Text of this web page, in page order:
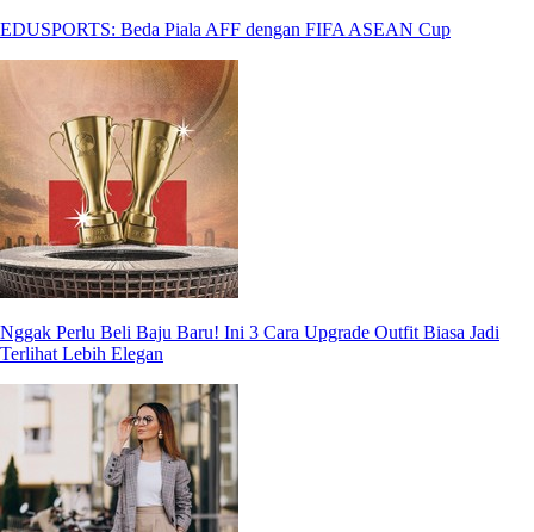
EDUSPORTS: Beda Piala AFF dengan FIFA ASEAN Cup
Nggak Perlu Beli Baju Baru! Ini 3 Cara Upgrade Outfit Biasa Jadi
Terlihat Lebih Elegan